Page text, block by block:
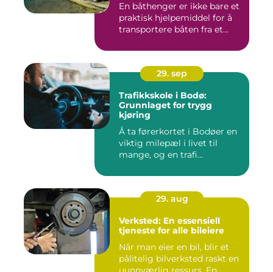
En båthenger er ikke bare et
praktisk hjelpemiddel for å
transportere båten fra et...
29. sep
Trafikkskole i Bodø:
Grunnlaget for trygg
kjøring
Å ta førerkortet i Bodøer en
viktig milepæl i livet til
mange, og en trafi...
29. aug
Verksted: En essensiell
tjeneste for alle bileiere
Når man eier en bil, blir et
pålitelig bilverksted raskt en